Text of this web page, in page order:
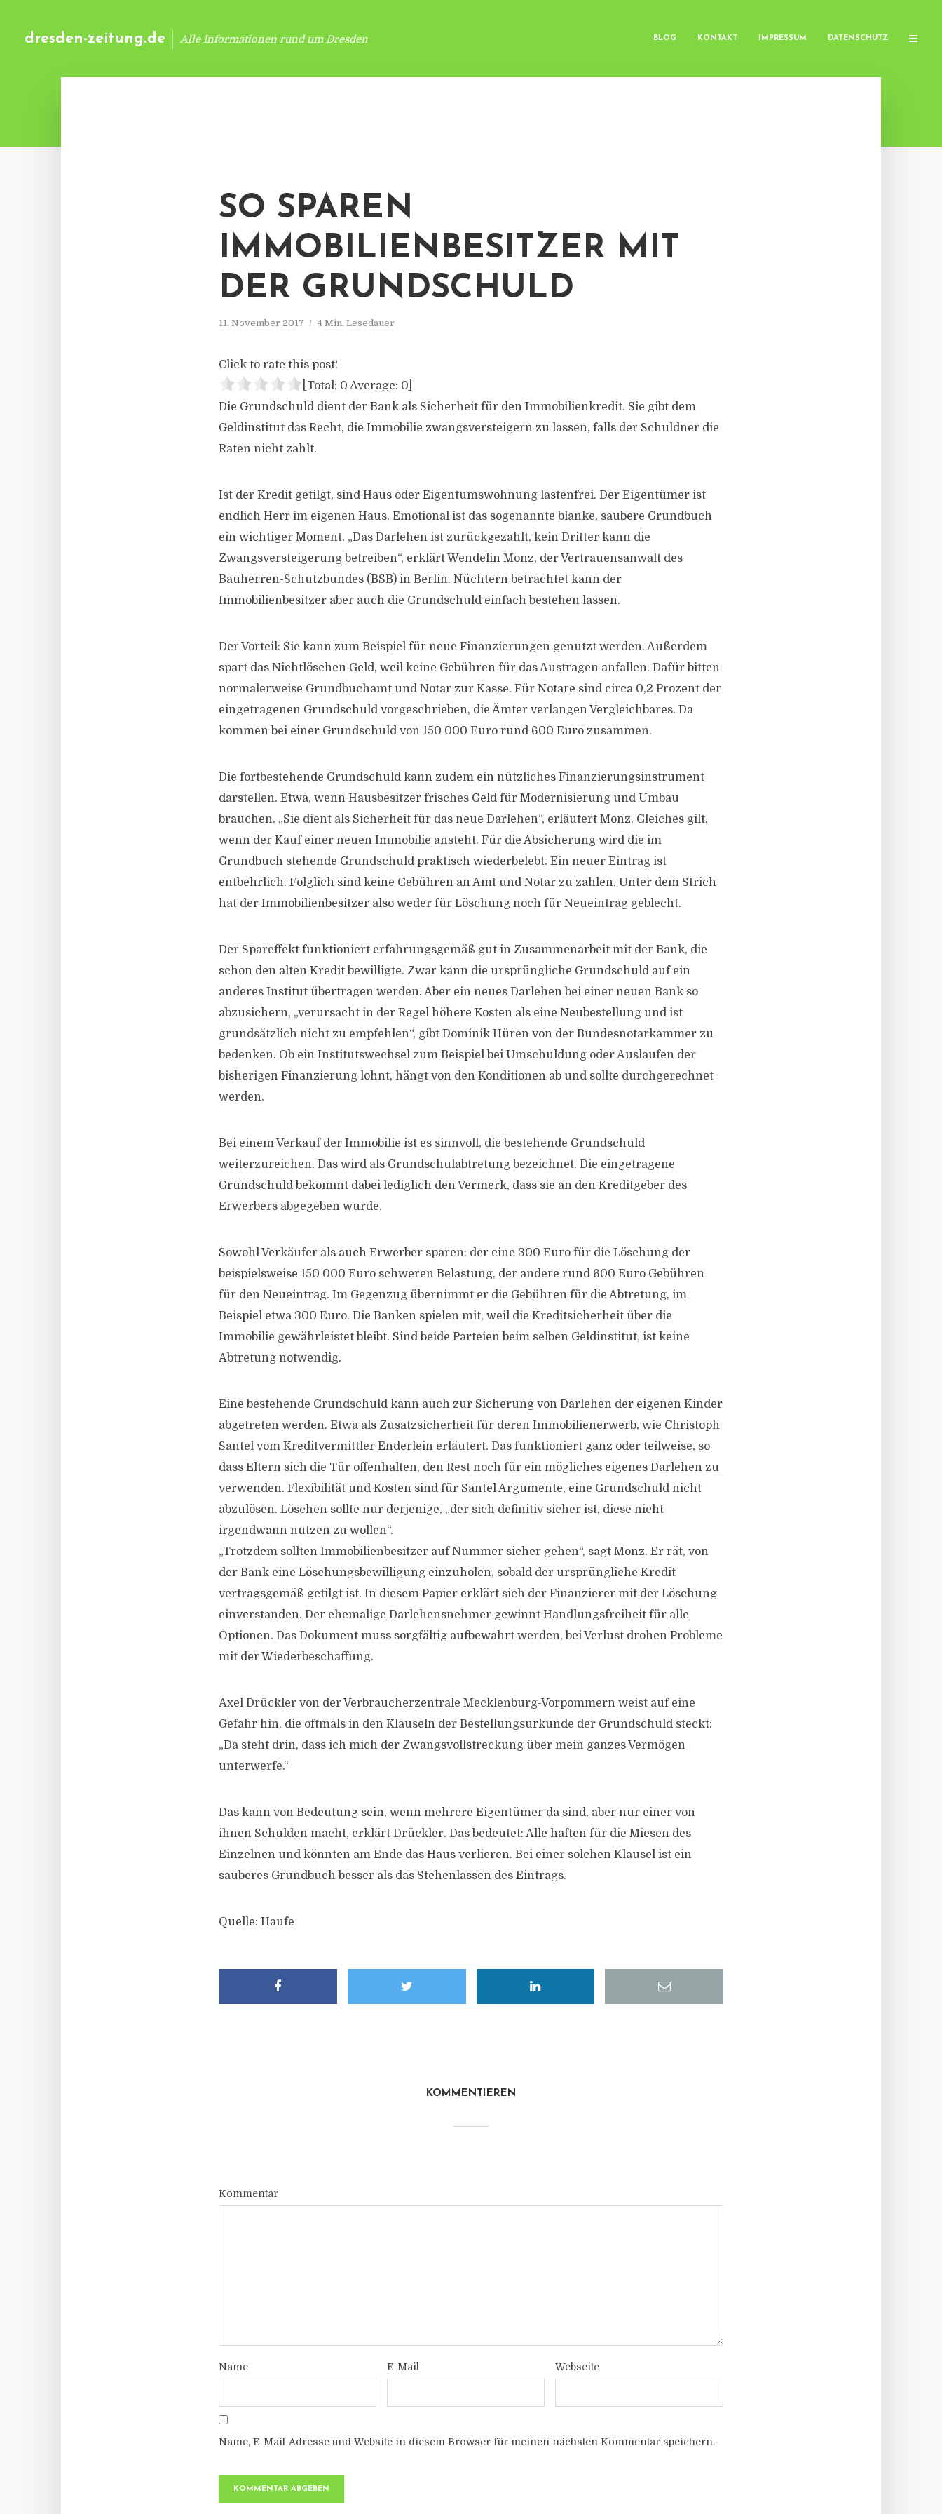
dresden-zeitung.de Alle Informationen rund um Dresden BLOG KONTAKT IMPRESSUM DATENSCHUTZ
SO SPAREN
IMMOBILIENBESITZER MIT
DER GRUNDSCHULD
11. November 2017 4 Min. Lesedauer
Click to rate this post!
[Total: 0 Average: 0
Die Grundschuld dient der Bank als Sicherheit für den Immobilienkredit. Sie gibt dem
Geldinstitut das Recht, die Immobilie zwangsversteigern zu lassen, falls der Schuldner die
Raten nicht zahlt.
Ist der Kredit getilgt, sind Haus oder Eigentumswohnung lastenfrei. Der Eigentümer ist
endlich Herr im eigenen Haus. Emotional ist das sogenannte blanke, saubere Grundbuch
ein wichtiger Moment. „Das Darlehen ist zurückgezahlt, kein Dritter kann die
Zwangsversteigerung betreiben“, erklärt Wendelin Monz, der Vertrauensanwalt des
Bauherren-Schutzbundes (BSB) in Berlin. Nüchtern betrachtet kann der
Immobilienbesitzer aber auch die Grundschuld einfach bestehen lassen.
Der Vorteil: Sie kann zum Beispiel für neue Finanzierungen genutzt werden. Außerdem
spart das Nichtlöschen Geld, weil keine Gebühren für das Austragen anfallen. Dafür bitten
normalerweise Grundbuchamt und Notar zur Kasse. Für Notare sind circa 0,2 Prozent der
eingetragenen Grundschuld vorgeschrieben, die Ämter verlangen Vergleichbares. Da
kommen bei einer Grundschuld von 150 000 Euro rund 600 Euro zusammen.
Die fortbestehende Grundschuld kann zudem ein nützliches Finanzierungsinstrument
darstellen. Etwa, wenn Hausbesitzer frisches Geld für Modernisierung und Umbau
brauchen. „Sie dient als Sicherheit für das neue Darlehen“, erläutert Monz. Gleiches gilt,
wenn der Kauf einer neuen Immobilie ansteht. Für die Absicherung wird die im
Grundbuch stehende Grundschuld praktisch wiederbelebt. Ein neuer Eintrag ist
entbehrlich. Folglich sind keine Gebühren an Amt und Notar zu zahlen. Unter dem Strich
hat der Immobilienbesitzer also weder für Löschung noch für Neueintrag geblecht.
Der Spareffekt funktioniert erfahrungsgemäß gut in Zusammenarbeit mit der Bank, die
schon den alten Kredit bewilligte. Zwar kann die ursprüngliche Grundschuld auf ein
anderes Institut übertragen werden. Aber ein neues Darlehen bei einer neuen Bank so
abzusichern, „verursacht in der Regel höhere Kosten als eine Neubestellung und ist
grundsätzlich nicht zu empfehlen“, gibt Dominik Hüren von der Bundesnotarkammer zu
bedenken. Ob ein Institutswechsel zum Beispiel bei Umschuldung oder Auslaufen der
bisherigen Finanzierung lohnt, hängt von den Konditionen ab und sollte durchgerechnet
werden.
Bei einem Verkauf der Immobilie ist es sinnvoll, die bestehende Grundschuld
weiterzureichen. Das wird als Grundschulabtretung bezeichnet. Die eingetragene
Grundschuld bekommt dabei lediglich den Vermerk, dass sie an den Kreditgeber des
Erwerbers abgegeben wurde.
Sowohl Verkäufer als auch Erwerber sparen: der eine 300 Euro für die Löschung der
beispielsweise 150 000 Euro schweren Belastung, der andere rund 600 Euro Gebühren
für den Neueintrag. Im Gegenzug übernimmt er die Gebühren für die Abtretung, im
Beispiel etwa 300 Euro. Die Banken spielen mit, weil die Kreditsicherheit über die
Immobilie gewährleistet bleibt. Sind beide Parteien beim selben Geldinstitut, ist keine
Abtretung notwendig.
Eine bestehende Grundschuld kann auch zur Sicherung von Darlehen der eigenen Kinder
abgetreten werden. Etwa als Zusatzsicherheit für deren Immobilienerwerb, wie Christoph
Santel vom Kreditvermittler Enderlein erläutert. Das funktioniert ganz oder teilweise, so
dass Eltern sich die Tür offenhalten, den Rest noch für ein mögliches eigenes Darlehen zu
verwenden. Flexibilität und Kosten sind für Santel Argumente, eine Grundschuld nicht
abzulösen. Löschen sollte nur derjenige, „der sich definitiv sicher ist, diese nicht
irgendwann nutzen zu wollen“.
„Trotzdem sollten Immobilienbesitzer auf Nummer sicher gehen“, sagt Monz. Er rät, von
der Bank eine Löschungsbewilligung einzuholen, sobald der ursprüngliche Kredit
vertragsgemäß getilgt ist. In diesem Papier erklärt sich der Finanzierer mit der Löschung
einverstanden. Der ehemalige Darlehensnehmer gewinnt Handlungsfreiheit für alle
Optionen. Das Dokument muss sorgfältig aufbewahrt werden, bei Verlust drohen Probleme
mit der Wiederbeschaffung.
Axel Drückler von der Verbraucherzentrale Mecklenburg-Vorpommern weist auf eine
Gefahr hin, die oftmals in den Klauseln der Bestellungsurkunde der Grundschuld steckt:
„Da steht drin, dass ich mich der Zwangsvollstreckung über mein ganzes Vermögen
unterwerfe.“
Das kann von Bedeutung sein, wenn mehrere Eigentümer da sind, aber nur einer von
ihnen Schulden macht, erklärt Drückler. Das bedeutet: Alle haften für die Miesen des
Einzelnen und könnten am Ende das Haus verlieren. Bei einer solchen Klausel ist ein
sauberes Grundbuch besser als das Stehenlassen des Eintrags.
Quelle: Haufe
KOMMENTIEREN
Kommentar
Name E-Mail Webseite
Name, E-Mail-Adresse und Website in diesem Browser für meinen nächsten Kommentar speichern.